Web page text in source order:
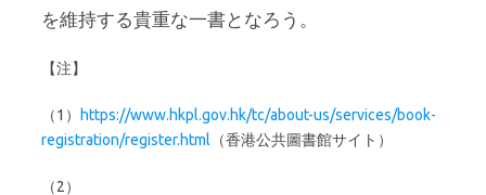
を維持する貴重な一書となろう。
【注】
（1） https://www.hkpl.gov.hk/tc/about-us/services/book-
registration/register.html （香港公共圖書館サイト）
（2）